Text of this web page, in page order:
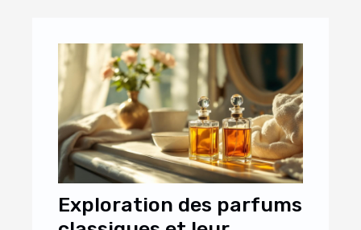
Exploration des parfums